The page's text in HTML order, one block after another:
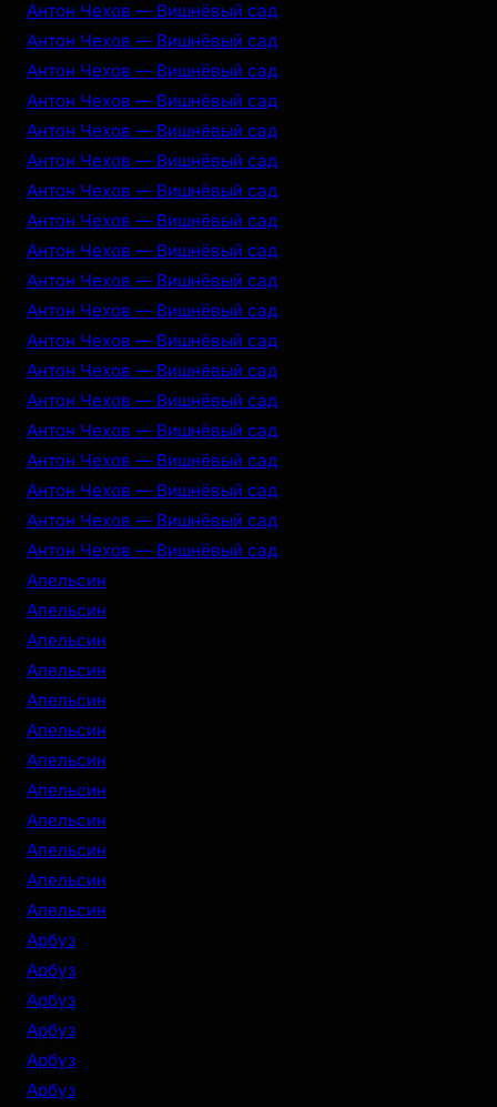
Антон Чехов — Вишнёвый сад
Антон Чехов — Вишнёвый сад
Антон Чехов — Вишнёвый сад
Антон Чехов — Вишнёвый сад
Антон Чехов — Вишнёвый сад
Антон Чехов — Вишнёвый сад
Антон Чехов — Вишнёвый сад
Антон Чехов — Вишнёвый сад
Антон Чехов — Вишнёвый сад
Антон Чехов — Вишнёвый сад
Антон Чехов — Вишнёвый сад
Антон Чехов — Вишнёвый сад
Антон Чехов — Вишнёвый сад
Антон Чехов — Вишнёвый сад
Антон Чехов — Вишнёвый сад
Антон Чехов — Вишнёвый сад
Антон Чехов — Вишнёвый сад
Антон Чехов — Вишнёвый сад
Антон Чехов — Вишнёвый сад
Апельсин
Апельсин
Апельсин
Апельсин
Апельсин
Апельсин
Апельсин
Апельсин
Апельсин
Апельсин
Апельсин
Апельсин
Арбуз
Арбуз
Арбуз
Арбуз
Арбуз
Арбуз